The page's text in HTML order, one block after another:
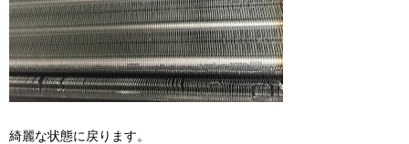
綺麗な状態に戻ります。